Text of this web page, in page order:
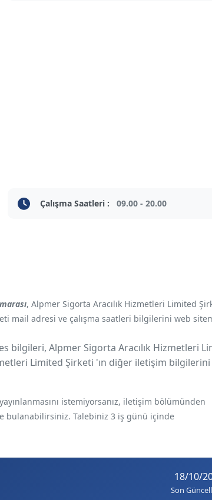
Çalışma Saatleri : 09.00 - 20.00
, Alpmer Sigorta Aracılık Hizmetleri Limited
mail adresi ve çalışma saatleri bilgilerini web
bilgileri, Alpmer Sigorta Aracılık Hizmetleri
Limited Şirketi 'ın diğer iletişim bilgilerini
istemiyorsanız, iletişim bölümünden
bulanabilirsiniz. Talebiniz 3 iş günü içinde
18/10/
Son